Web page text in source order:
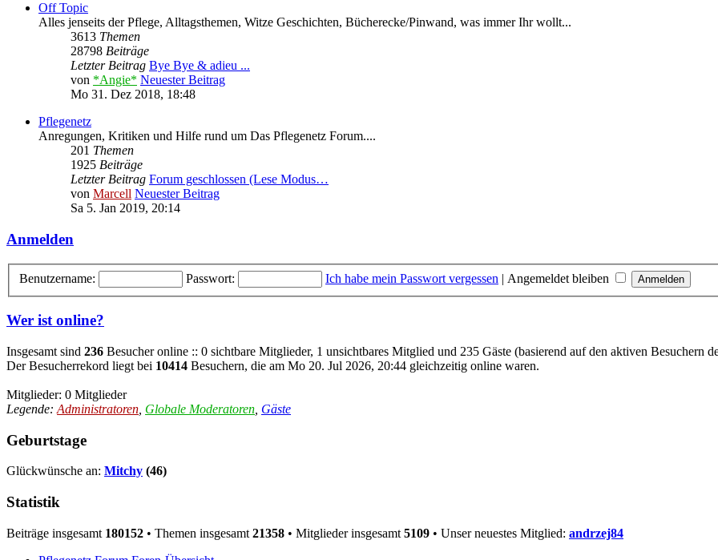
Off Topic
Alles jenseits der Pflege, Alltagsthemen, Witze Geschichten, Bücherecke/Pinwand, was immer Ihr wollt...
3613 Themen
28798 Beiträge
Letzter Beitrag Bye Bye & adieu ...
von *Angie* Neuester Beitrag
Mo 31. Dez 2018, 18:48
Pflegenetz
Anregungen, Kritiken und Hilfe rund um Das Pflegenetz Forum....
201 Themen
1925 Beiträge
Letzter Beitrag Forum geschlossen (Lese Modus…
von Marcell Neuester Beitrag
Sa 5. Jan 2019, 20:14
Anmelden
Benutzername: Passwort: Ich habe mein Passwort vergessen | Angemeldet bleiben
Wer ist online?
Insgesamt sind 236 Besucher online :: 0 sichtbare Mitglieder, 1 unsichtbares Mitglied und 235 Gäste (basierend auf den aktiven Besuchern
Der Besucherrekord liegt bei 10414 Besuchern, die am Mo 20. Jul 2026, 20:44 gleichzeitig online waren.
Mitglieder: 0 Mitglieder
Legende: Administratoren Globale Moderatoren Gäste
Geburtstage
Glückwünsche an: Mitchy (46)
Statistik
Beiträge insgesamt 180152 • Themen insgesamt 21358 • Mitglieder insgesamt 5109 • Unser neuestes Mitglied: andrzej84